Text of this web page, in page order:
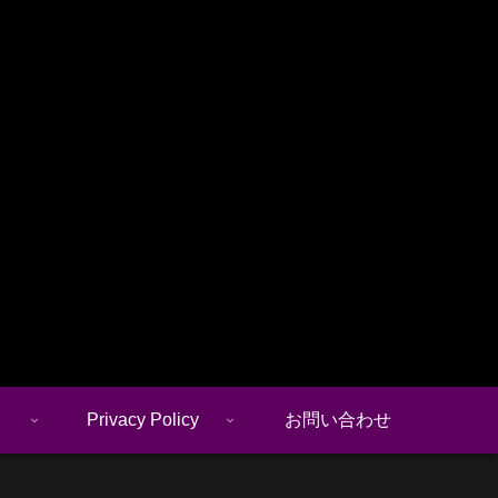
Privacy Policy お問い合わせ